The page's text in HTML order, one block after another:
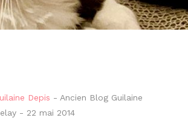
Depis - Ancien Blog Guilaine
- 22 mai 2014